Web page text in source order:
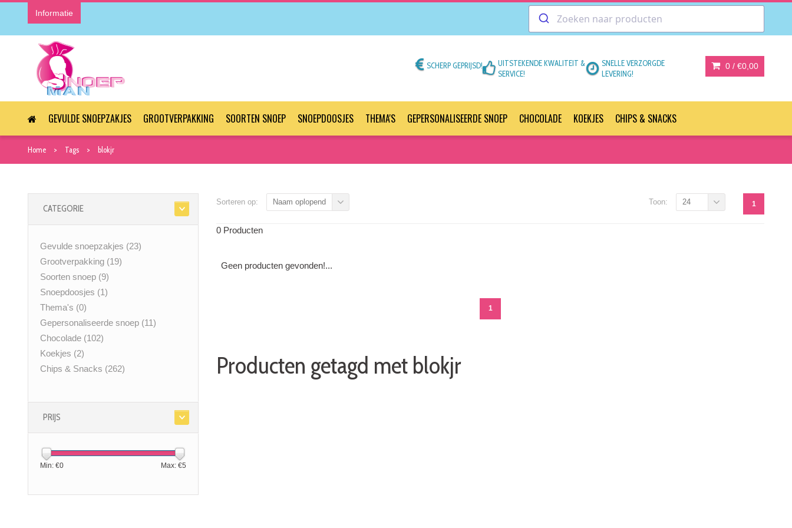
Informatie
SCHERP GEPRIJSD!
UITSTEKENDE KWALITEIT &
SERVICE!
SNELLE VERZORGDE
LEVERING!
0 / €0,00
GEVULDE SNOEPZAKJES GROOTVERPAKKING SOORTEN SNOEP SNOEPDOOSJES THEMA'S GEPERSONALISEERDE SNOEP CHOCOLADE KOEKJES CHIPS & SNACKS
Home Tags blokjr
CATEGORIE
Gevulde snoepzakjes (23)
Grootverpakking (19)
Soorten snoep (9)
Snoepdoosjes (1)
Thema's (0)
Gepersonaliseerde snoep (11)
Chocolade (102)
Koekjes (2)
Chips & Snacks (262)
PRIJS
Min: €0 Max: €5
Sorteren op: Naam oplopend 1
Toon: 24
0 Producten
Geen producten gevonden!...
1
Producten getagd met blokjr